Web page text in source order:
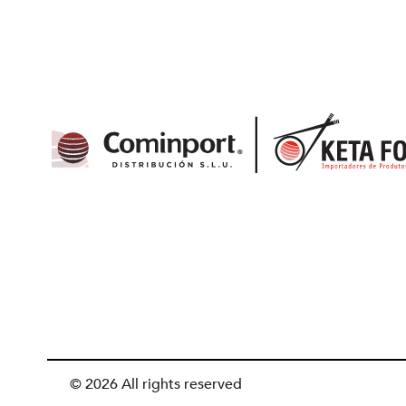
© 2026 All rights reserved